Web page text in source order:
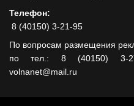
Телефон:
8 (40150) 3-21-95
По вопросам размещения
по тел.: 8 (40150) 3-
volnanet@mail.ru